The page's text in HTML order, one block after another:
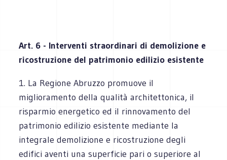
Art. 6 - Interventi straordinari di demolizione e
ricostruzione del patrimonio edilizio esistente
1. La Regione Abruzzo promuove il
miglioramento della qualità architettonica, il
risparmio energetico ed il rinnovamento del
patrimonio edilizio esistente mediante la
integrale demolizione e ricostruzione degli
edifici aventi una superficie pari o superiore al